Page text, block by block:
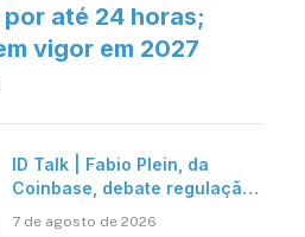
até 24 horas;
vigor em 2027
ID Talk | Fabio Plein, da
Coinbase, debate regulação,
7 de agosto de 2026